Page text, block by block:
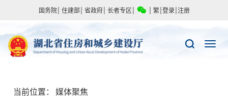
国务院 住建部 省政府 长者专区 繁 登录 注册
当前位置： 媒体聚焦